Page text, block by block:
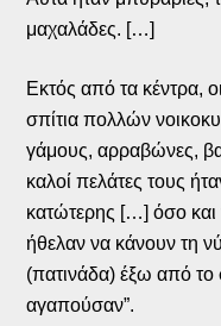
μαχαλάδες. […]
Εκτός από τα κέντρα,
σπίτια πολλών
γάμους, αρραβώνες,
καλοί πελάτες τους
κατώτερης […] όσο
ήθελαν να κάνουν τη
(πατινάδα) έξω από το
αγαπούσαν”.